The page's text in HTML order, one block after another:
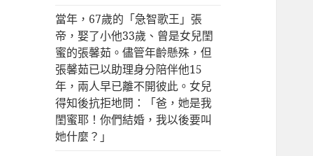
當年，67歲的「急智歌王」張
帝，娶了小他33歲、曾是女兒閨
蜜的張馨茹。儘管年齡懸殊，但
張馨茹已以助理身分陪伴他15
年，兩人早已離不開彼此。女兒
得知後抗拒地問：「爸，她是我
閨蜜耶！你們結婚，我以後要叫
她什麼？」